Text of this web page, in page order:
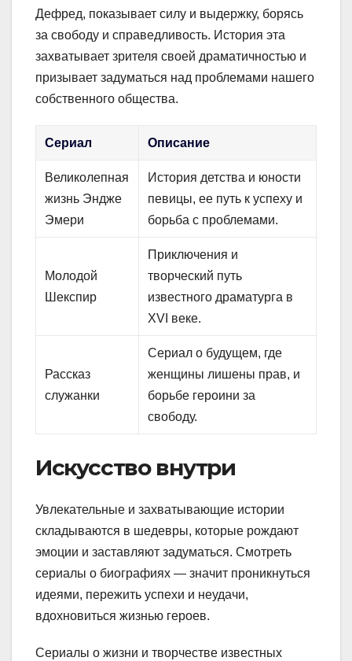
Дефред, показывает силу и выдержку, борясь
за свободу и справедливость. История эта
захватывает зрителя своей драматичностью и
призывает задуматься над проблемами нашего
собственного общества.
Сериал Описание
Великолепная
жизнь Эндже
Эмери
История детства и юности
певицы, ее путь к успеху и
борьба с проблемами.
Молодой
Шекспир
Приключения и
творческий путь
известного драматурга в
XVI веке.
Рассказ
служанки
Сериал о будущем, где
женщины лишены прав, и
борьбе героини за
свободу.
Искусство внутри
Увлекательные и захватывающие истории
складываются в шедевры, которые рождают
эмоции и заставляют задуматься. Смотреть
сериалы о биографиях — значит проникнуться
идеями, пережить успехи и неудачи,
вдохновиться жизнью героев.
Сериалы о жизни и творчестве известных